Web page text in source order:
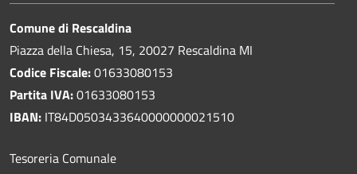
Comune di Rescaldina
Piazza della Chiesa, 15, 20027 Rescaldina MI
Codice Fiscale:01633080153
Partita IVA:01633080153
IBAN: IT84D0503433640000000021510
Tesoreria Comunale